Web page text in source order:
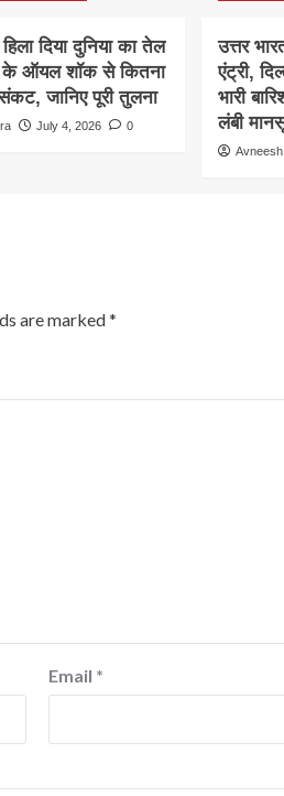
दिया दुनिया का तेल
के ऑयल शॉक से कितना
जानिए पूरी तुलना
July 4, 2026 0
उत्तर
एंट्री,
भारी
लंबी
are marked*
Email *